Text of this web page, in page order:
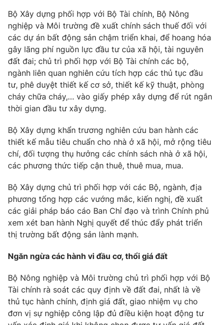
® Cấm sao chép dưới mọi hình thức nếu không có sự chấp
thuận bằng văn bản. Ghi rõ nguồn VTV.vn khi phát hành lại
thông tin từ website này.
Bộ Xây dựng phối hợp với Bộ Tài chính, Bộ Nông
nghiệp và Môi trường đề xuất chính sách thuế đối với
các dự án bất động sản chậm triển khai, để hoang hóa
gây lãng phí nguồn lực đầu tư của xã hội, tài nguyên
đất đai; chủ trì phối hợp với Bộ Tài chính các bộ,
ngành liên quan nghiên cứu tích hợp các thủ tục đầu
tư, phê duyệt thiết kế cơ sở, thiết kế kỹ thuật, phòng
cháy chữa cháy,… vào giấy phép xây dựng để rút ngắn
thời gian đầu tư xây dựng.
Bộ Xây dựng khẩn trương nghiên cứu ban hành các
thiết kế mẫu tiêu chuẩn cho nhà ở xã hội, mở rộng tiêu
chí, đối tượng thụ hưởng các chính sách nhà ở xã hội,
các phương thức tiếp cận thuê, thuê mua, mua.
Bộ Xây dựng chủ trì phối hợp với các Bộ, ngành, địa
phương tổng hợp các vướng mắc, kiến nghị, đề xuất
các giải pháp báo cáo Ban Chỉ đạo và trình Chính phủ
xem xét ban hành Nghị quyết để thúc đẩy phát triển
thị trường bất động sản lành mạnh.
Ngăn ngừa các hành vi đầu cơ, thổi giá đất
Bộ Nông nghiệp và Môi trường chủ trì phối hợp với Bộ
Tài chính rà soát các quy định về đất đai, nhất là về
thủ tục hành chính, định giá đất, giao nhiệm vụ cho
đơn vị sự nghiệp công lập đủ điều kiện hoạt động tư